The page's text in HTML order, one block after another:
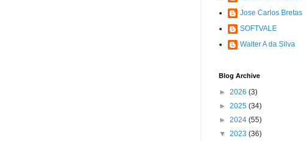
Jose Carlos Bretas
SOFTVALE
Walter A da Silva
Blog Archive
► 2026 (3)
► 2025 (34)
► 2024 (55)
▼ 2023 (36)